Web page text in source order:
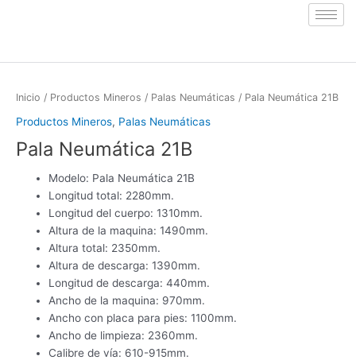
Inicio / Productos Mineros / Palas Neumáticas / Pala Neumática 21B
Productos Mineros, Palas Neumáticas
Pala Neumática 21B
Modelo: Pala Neumática 21B
Longitud total: 2280mm.
Longitud del cuerpo: 1310mm.
Altura de la maquina: 1490mm.
Altura total: 2350mm.
Altura de descarga: 1390mm.
Longitud de descarga: 440mm.
Ancho de la maquina: 970mm.
Ancho con placa para pies: 1100mm.
Ancho de limpieza: 2360mm.
Calibre de vía: 610-915mm.